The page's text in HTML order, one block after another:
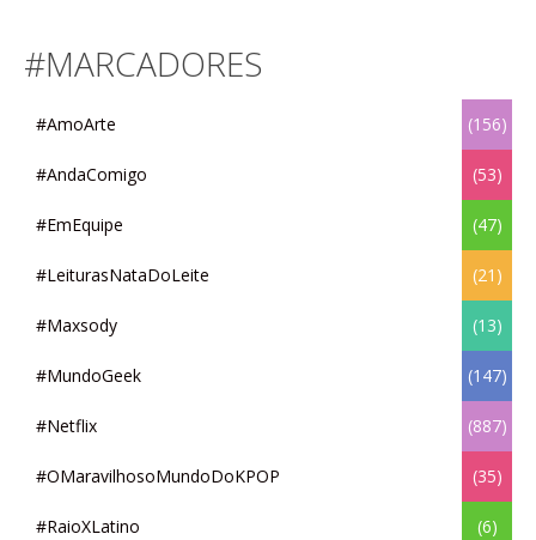
#MARCADORES
#AmoArte (156)
#AndaComigo (53)
#EmEquipe (47)
#LeiturasNataDoLeite (21)
#Maxsody (13)
#MundoGeek (147)
#Netflix (887)
#OMaravilhosoMundoDoKPOP (35)
#RaioXLatino (6)